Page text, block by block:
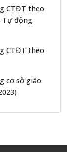
CTĐT theo
Tự động
CTĐT theo
cơ sở giáo